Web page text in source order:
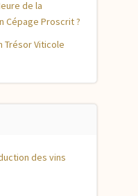
de la
Cépage Proscrit ?
Trésor Viticole
des vins